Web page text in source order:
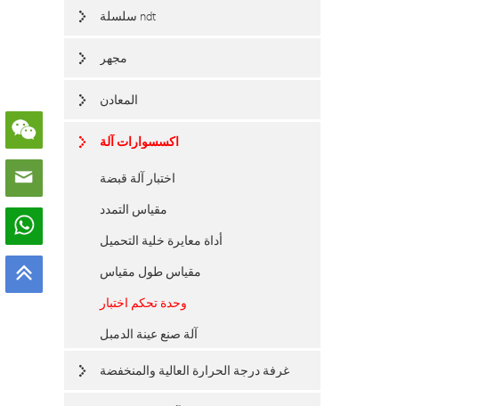
سلسلة ndt
مجهر
المعادن
اكسسوارات آلة
اختبار آلة قبضة
مقياس التمدد
أداة معايرة خلية التحميل
مقياس طول مقياس
وحدة تحكم اختبار
آلة صنع عينة الدمبل
غرفة درجة الحرارة العالية والمنخفضة